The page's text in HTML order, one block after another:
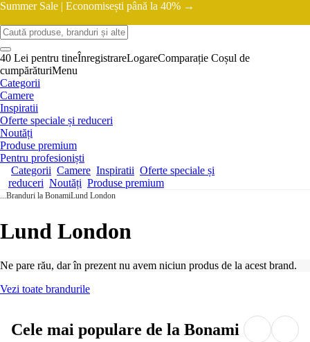
Summer Sale | Economisești până la 40% →
40 Lei pentru tineÎnregistrareLogareComparație Coșul de
cumpărăturiMenu
Categorii
Camere
Inspiratii
Oferte speciale și reduceri
Noutăți
Produse premium
Pentru profesioniști
Categorii Camere Inspiratii Oferte speciale și
reduceri Noutăți Produse premium
...Branduri la BonamiLund London
Lund London
Ne pare rău, dar în prezent nu avem niciun produs de la acest brand.
Vezi toate brandurile
Cele mai populare de la Bonami